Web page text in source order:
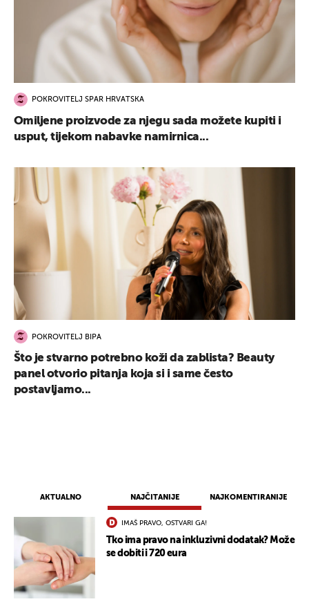
AKTUALNO NAJČITANIJE NAJKOMENTIRANIJE
IMAŠ PRAVO, OSTVARI GA!
Tko ima pravo na inkluzivni dodatak? Može
se dobiti i 720 eura
POKROVITELJ SPAR HRVATSKA
Omiljene proizvode za njegu sada možete kupiti i
usput, tijekom nabavke namirnica...
POKROVITELJ BIPA
Što je stvarno potrebno koži da zablista? Beauty
panel otvorio pitanja koja si i same često
postavljamo...